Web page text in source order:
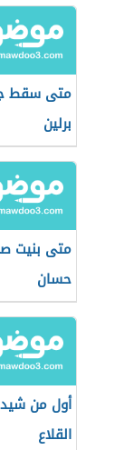
متى سقط
برلين
متى بنيت
حسان
أول من شيد
القلاع